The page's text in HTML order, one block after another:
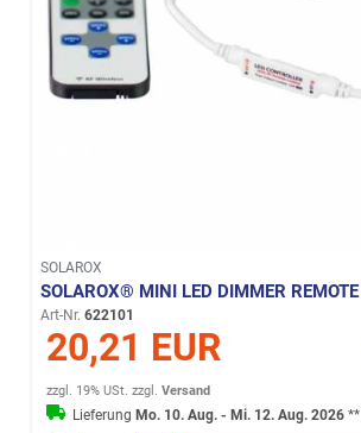
SOLAROX
SOLAROX® MINI LED DIMMER REMOTE
Art-Nr. 622101
20,21 EUR
zzgl. 19% USt. zzgl.Versand
Lieferung Mo. 10. Aug. - Mi. 12. Aug. 2026 **